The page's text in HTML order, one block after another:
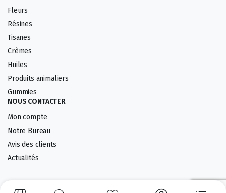
Fleurs
Résines
Tisanes
Crèmes
Huiles
Produits animaliers
Gummies
NOUS CONTACTER
Mon compte
Notre Bureau
Avis des clients
Actualités
Lamnesia.fr © 2024, Conçu et développé avec passion par